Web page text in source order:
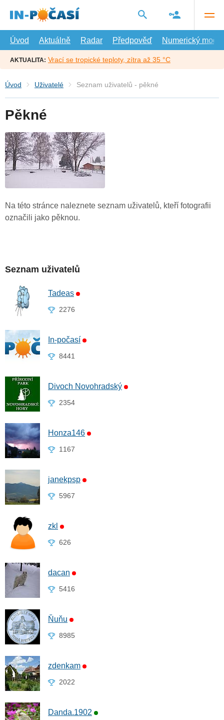
hlavní
Úvod
Aktuálně Radar Předpověď Numerický model
AKTUALITA: Vrací se tropické teploty, zítra až 35 °C
Úvod Uživatelé Seznam uživatelů - pěkné
Pěkné
Na této stránce naleznete seznam uživatelů, kteří fotografii
označili jako pěknou.
Seznam uživatelů
Tadeas
2276
In-počasí
8441
Divoch Novohradský
2354
Honza146
1167
janekpsp
5967
zkl
626
dacan
5416
Ňuňu
8985
zdenkam
2022
Danda.1902